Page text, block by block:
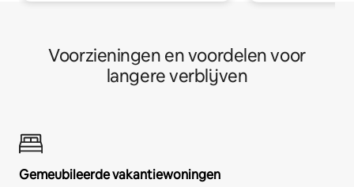
Voorzieningen en voordelen voor
langere verblijven
Gemeubileerde vakantiewoningen